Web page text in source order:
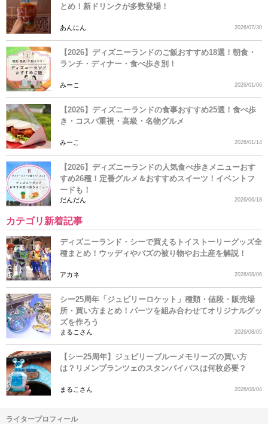
とめ！新ドリンクが多数登場！
あんにん 2026/07/30
【2026】ディズニーランドのご飯おすすめ18選！朝食・
ランチ・ディナー・食べ歩き別！
みーこ 2026/01/06
【2026】ディズニーランドの食事おすすめ25選！食べ歩
き・コスパ重視・高級・名物グルメ
みーこ 2026/01/14
【2026】ディズニーランドの人気食べ歩きメニューおす
すめ26種！定番グルメ＆おすすめスイーツ！イベントフ
ードも！
だんだん 2026/06/18
カテゴリ新着記事
ディズニーランド・シーで買えるトイストーリーグッズ全
種まとめ！ウッディやバズの被り物やお土産を解説！
アカネ 2026/08/06
シー25周年「ジュビリーロケット」種類・値段・販売場
所・買い方まとめ！パーツを組み合わせてオリジナルグッ
ズを作ろう
まるこさん 2026/08/05
【シー25周年】ジュビリーブルーメモリーズの買い方
は？リメンブランツェのスタンバイパスは何枚必要？
まるこさん 2026/08/04
ライタープロフィール